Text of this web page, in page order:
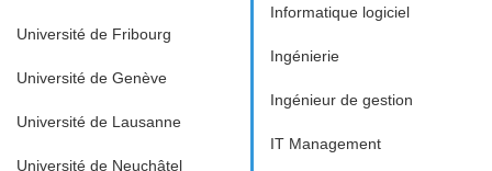
Université de Fribourg
Université de Genève
Université de Lausanne
Université de Neuchâtel
Informatique logiciel
Ingénierie
Ingénieur de gestion
IT Management